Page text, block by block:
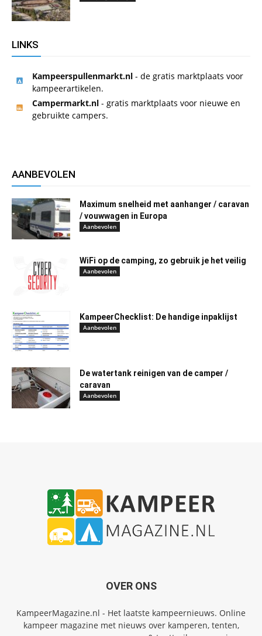
LINKS
Kampeerspullenmarkt.nl - de gratis marktplaats voor
kampeerartikelen.
Campermarkt.nl - gratis marktplaats voor nieuwe en
gebruikte campers.
AANBEVOLEN
Maximum snelheid met aanhanger / caravan
/ vouwwagen in Europa
Aanbevolen
WiFi op de camping, zo gebruik je het veilig
Aanbevolen
KampeerChecklist: De handige inpaklijst
Aanbevolen
De watertank reinigen van de camper /
caravan
Aanbevolen
OVER ONS
KampeerMagazine.nl - Het laatste kampeernieuws. Online
kampeer magazine met nieuws over kamperen, tenten,